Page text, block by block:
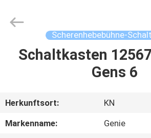
HAUS
VIDEOS
Rights
Scherenhebebühne-
Schaltkasten
Gens 6
Herkunftsort:
KN
Markenname:
Genie